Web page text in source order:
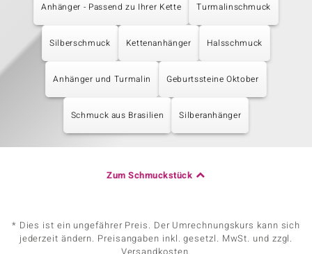
Anhänger - Passend zu Ihrer Kette Turmalinschmuck
Silberschmuck Kettenanhänger Halsschmuck
Anhänger und Turmalin Geburtssteine Oktober
Schmuck aus Brasilien Silberanhänger
Zum Schmuckstück
* Dies ist ein ungefährer Preis. Der Umrechnungskurs kann sich
jederzeit ändern. Preisangaben inkl. gesetzl. MwSt. und zzgl.